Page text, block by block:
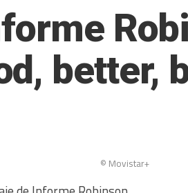
better,
© Movistar+